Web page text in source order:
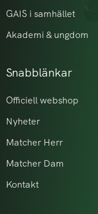
GAIS i samhället
Akademi & ungdom
Snabblänkar
Officiell webshop
Nyheter
Matcher Herr
Matcher Dam
Kontakt